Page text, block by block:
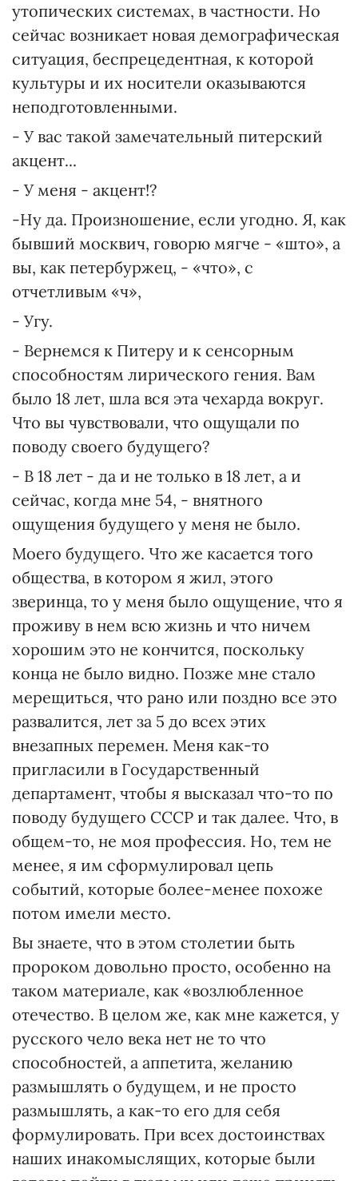
утопических системах, в частности. Но
сейчас возникает новая демографическая
ситуация, беспрецедентная, к которой
культуры и их носители оказываются
неподготовленными.
- У вас такой замечательный питерский
акцент...
- У меня - акцент!?
-Ну да. Произношение, если угодно. Я, как
бывший москвич, говорю мягче - «што», а
вы, как петербуржец, - «что», с
отчетливым «ч»,
- Угу.
- Вернемся к Питеру и к сенсорным
способностям лирического гения. Вам
было 18 лет, шла вся эта чехарда вокруг.
Что вы чувствовали, что ощущали по
поводу своего будущего?
- В 18 лет - да и не только в 18 лет, а и
сейчас, когда мне 54, - внятного
ощущения будущего у меня не было.
Моего будущего. Что же касается того
общества, в котором я жил, этого
зверинца, то у меня было ощущение, что я
проживу в нем всю жизнь и что ничем
хорошим это не кончится, поскольку
конца не было видно. Позже мне стало
мерещиться, что рано или поздно все это
развалится, лет за 5 до всех этих
внезапных перемен. Меня как-то
пригласили в Государственный
департамент, чтобы я высказал что-то по
поводу будущего СССР и так далее. Что, в
общем-то, не моя профессия. Но, тем не
менее, я им сформулировал цепь
событий, которые более-менее похоже
потом имели место.
Вы знаете, что в этом столетии быть
пророком довольно просто, особенно на
таком материале, как «возлюбленное
отечество. В целом же, как мне кажется, у
русского чело века нет не то что
способностей, а аппетита, желанию
размышлять о будущем, и не просто
размышлять, а как-то его для себя
формулировать. При всех достоинствах
наших инакомыслящих, которые были